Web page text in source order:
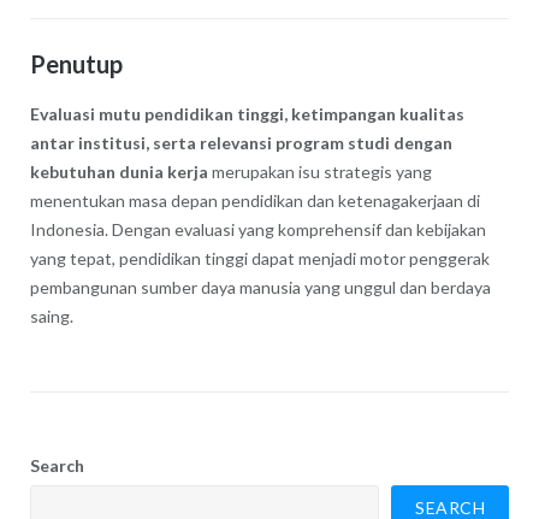
Penutup
Evaluasi mutu pendidikan tinggi, ketimpangan kualitas
antar institusi, serta relevansi program studi dengan
kebutuhan dunia kerja merupakan isu strategis yang
menentukan masa depan pendidikan dan ketenagakerjaan di
Indonesia. Dengan evaluasi yang komprehensif dan kebijakan
yang tepat, pendidikan tinggi dapat menjadi motor penggerak
pembangunan sumber daya manusia yang unggul dan berdaya
saing.
Search
SEARCH